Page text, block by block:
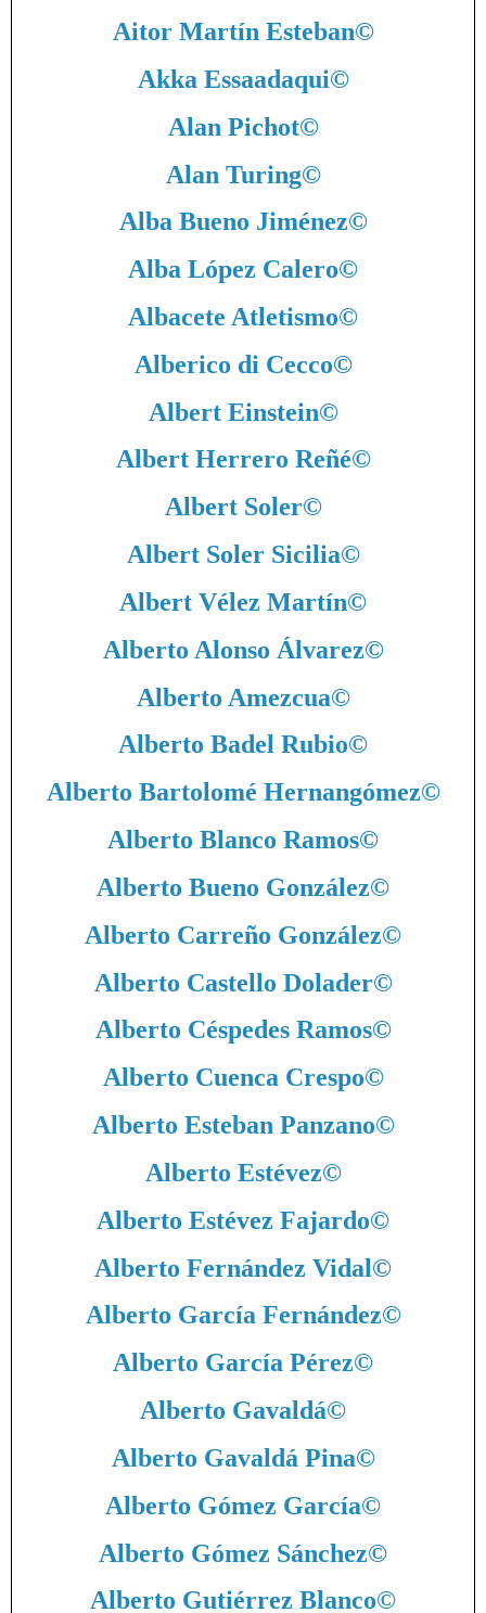
Aitor Martín Esteban©
Akka Essaadaqui©
Alan Pichot©
Alan Turing©
Alba Bueno Jiménez©
Alba López Calero©
Albacete Atletismo©
Alberico di Cecco©
Albert Einstein©
Albert Herrero Reñé©
Albert Soler©
Albert Soler Sicilia©
Albert Vélez Martín©
Alberto Alonso Álvarez©
Alberto Amezcua©
Alberto Badel Rubio©
Alberto Bartolomé Hernangómez©
Alberto Blanco Ramos©
Alberto Bueno González©
Alberto Carreño González©
Alberto Castello Dolader©
Alberto Céspedes Ramos©
Alberto Cuenca Crespo©
Alberto Esteban Panzano©
Alberto Estévez©
Alberto Estévez Fajardo©
Alberto Fernández Vidal©
Alberto García Fernández©
Alberto García Pérez©
Alberto Gavaldá©
Alberto Gavaldá Pina©
Alberto Gómez García©
Alberto Gómez Sánchez©
Alberto Gutiérrez Blanco©